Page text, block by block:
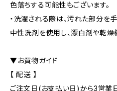
色落ちする可能性もございます。
・洗濯される際は、汚れた部分を
中性洗剤を使用し、漂白剤や乾燥
▼お買物ガイド
【 配送 】
ご注文日(お支払い日)から3営業